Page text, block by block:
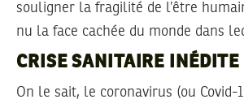
souligner la fragilité de l’être
nu la face cachée du monde dans
CRISE SANITAIRE INÉDITE
On le sait, le coronavirus (ou Covid-